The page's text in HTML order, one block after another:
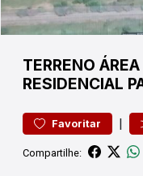
TERRENO ÁREA
RESIDENCIAL
Favoritar |
Compartilhe: